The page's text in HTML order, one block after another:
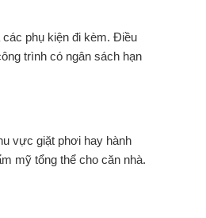
phụ kiện đi kèm. Điều
trình có ngân sách hạn
vực giặt phơi hay hành
mỹ tổng thể cho căn nhà.